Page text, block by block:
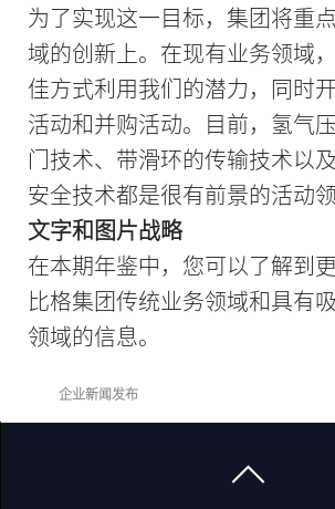
为了实现这一目标，集团将重
域的创新上。在现有业务领域
佳方式利用我们的潜力，同时
活动和并购活动。目前，氢气
门技术、带滑环的传输技术以
安全技术都是很有前景的活动领
文字和图片战略
在本期年鉴中，您可以了解到
比格集团传统业务领域和具有
领域的信息。
企业新闻发布